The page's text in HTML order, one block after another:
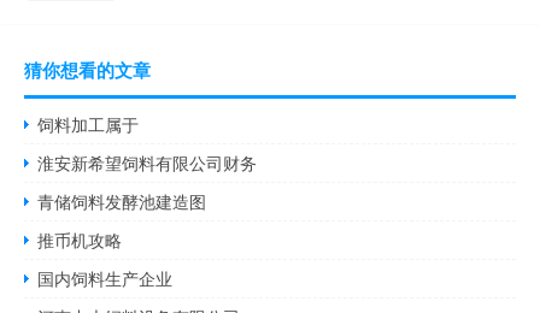
猜你想看的文章
饲料加工属于
淮安新希望饲料有限公司财务
青储饲料发酵池建造图
推币机攻略
国内饲料生产企业